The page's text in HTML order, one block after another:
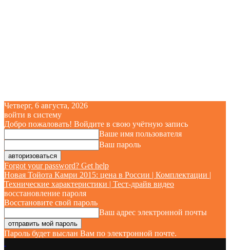
Четверг, 6 августа, 2026
войти в систему
Добро пожаловать! Войдите в свою учётную запись
Ваше имя пользователя
Ваш пароль
Forgot your password? Get help
Новая Тойота Камри 2015: цена в России | Комплектации |
Технические характеристики | Тест-драйв видео
восстановление пароля
Восстановите свой пароль
Ваш адрес электронной почты
Пароль будет выслан Вам по электронной почте.